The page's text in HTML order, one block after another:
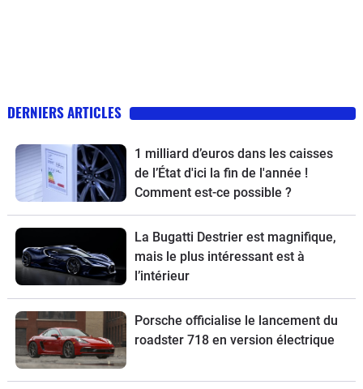
DERNIERS ARTICLES
1 milliard d’euros dans les caisses
de l’État d'ici la fin de l'année !
Comment est-ce possible ?
La Bugatti Destrier est magnifique,
mais le plus intéressant est à
l’intérieur
Porsche officialise le lancement du
roadster 718 en version électrique